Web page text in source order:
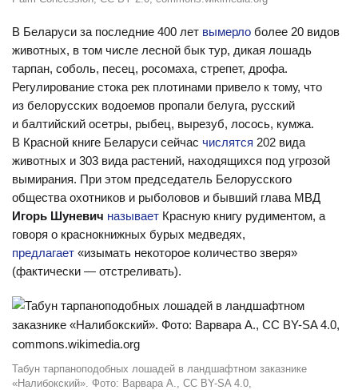
В Беларуси за последние 400 лет вымерло более 20 видов
животных, в том числе лесной бык тур, дикая лошадь
тарпан, соболь, песец, росомаха, стрепет, дрофа.
Регулирование стока рек плотинами привело к тому, что
из белорусских водоемов пропали белуга, русский
и балтийский осетры, рыбец, вырезуб, лосось, кумжа.
В Красной книге Беларуси сейчас числятся 202 вида
животных и 303 вида растений, находящихся под угрозой
вымирания. При этом председатель Белорусского
общества охотников и рыболовов и бывший глава МВД
Игорь Шуневич называет Красную книгу рудиментом, а
говоря о краснокнижных бурых медведях,
предлагает «изымать некоторое количество зверя»
(фактически — отстреливать).
Табун тарпаноподобных лошадей в ландшафтном заказнике
«Налибокский». Фото: Варвара А., CC BY-SA 4.0,